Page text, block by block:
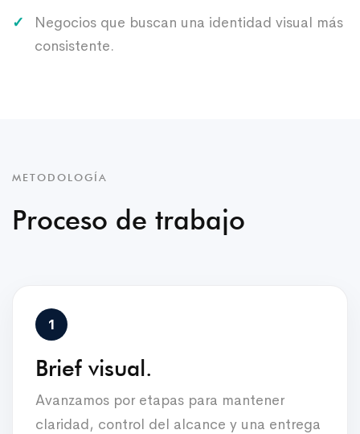
Negocios que buscan una identidad visual más
consistente.
METODOLOGÍA
Proceso de trabajo
Brief visual.
Avanzamos por etapas para mantener
claridad, control del alcance y una entrega